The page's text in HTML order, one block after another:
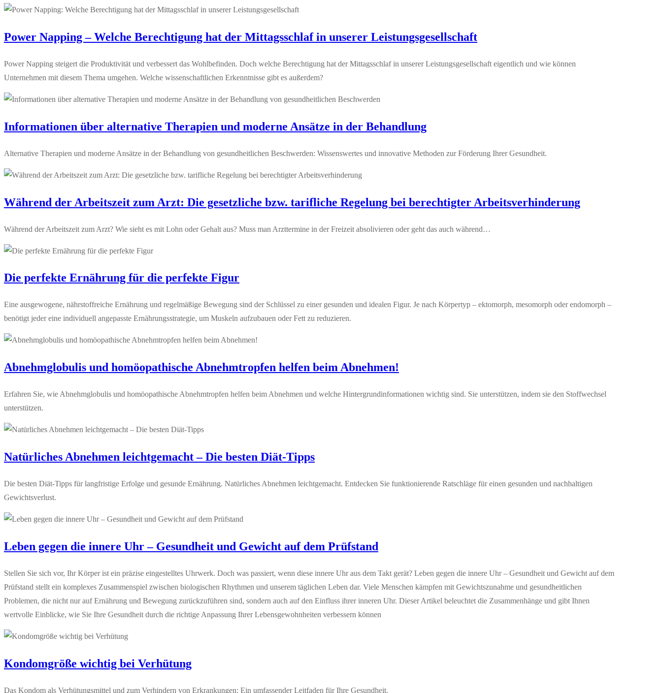
Power Napping – Welche Berechtigung hat der Mittagsschlaf in unserer Leistungsgesellschaft
Power Napping steigert die Produktivität und verbessert das Wohlbefinden. Doch welche Berechtigung hat der Mittagsschlaf in unserer Leistungsgesellschaft eigentlich und wie können
Unternehmen mit diesem Thema umgehen. Welche wissenschaftlichen Erkenntnisse gibt es außerdem?
Informationen über alternative Therapien und moderne Ansätze in der Behandlung
Alternative Therapien und moderne Ansätze in der Behandlung von gesundheitlichen Beschwerden: Wissenswertes und innovative Methoden zur Förderung Ihrer Gesundheit.
Während der Arbeitszeit zum Arzt: Die gesetzliche bzw. tarifliche Regelung bei berechtigter Arbeitsverhinderung
Während der Arbeitszeit zum Arzt? Wie sieht es mit Lohn oder Gehalt aus? Muss man Arzttermine in der Freizeit absolivieren oder geht das auch während…
Die perfekte Ernährung für die perfekte Figur
Eine ausgewogene, nährstoffreiche Ernährung und regelmäßige Bewegung sind der Schlüssel zu einer gesunden und idealen Figur. Je nach Körpertyp – ektomorph, mesomorph oder endomorph –
benötigt jeder eine individuell angepasste Ernährungsstrategie, um Muskeln aufzubauen oder Fett zu reduzieren.
Abnehmglobulis und homöopathische Abnehmtropfen helfen beim Abnehmen!
Erfahren Sie, wie Abnehmglobulis und homöopathische Abnehmtropfen helfen beim Abnehmen und welche Hintergrundinformationen wichtig sind. Sie unterstützen, indem sie den Stoffwechsel
unterstützen.
Natürliches Abnehmen leichtgemacht – Die besten Diät-Tipps
Die besten Diät-Tipps für langfristige Erfolge und gesunde Ernährung. Natürliches Abnehmen leichtgemacht. Entdecken Sie funktionierende Ratschläge für einen gesunden und nachhaltigen
Gewichtsverlust.
Leben gegen die innere Uhr – Gesundheit und Gewicht auf dem Prüfstand
Stellen Sie sich vor, Ihr Körper ist ein präzise eingestelltes Uhrwerk. Doch was passiert, wenn diese innere Uhr aus dem Takt gerät? Leben gegen die innere Uhr – Gesundheit und Gewicht auf dem
Prüfstand stellt ein komplexes Zusammenspiel zwischen biologischen Rhythmen und unserem täglichen Leben dar. Viele Menschen kämpfen mit Gewichtszunahme und gesundheitlichen
Problemen, die nicht nur auf Ernährung und Bewegung zurückzuführen sind, sondern auch auf den Einfluss ihrer inneren Uhr. Dieser Artikel beleuchtet die Zusammenhänge und gibt Ihnen
wertvolle Einblicke, wie Sie Ihre Gesundheit durch die richtige Anpassung Ihrer Lebensgewohnheiten verbessern können
Kondomgröße wichtig bei Verhütung
Das Kondom als Verhütungsmittel und zum Verhindern von Erkrankungen: Ein umfassender Leitfaden für Ihre Gesundheit.